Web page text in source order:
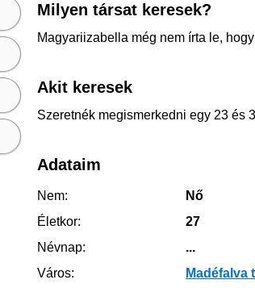
Milyen társat keresek?
Magyariizabella még nem írta le,
Akit keresek
Szeretnék megismerkedni egy 23 és
Adataim
Nem:
Nő
Életkor:
27
Névnap:
...
Város:
Madéfalva